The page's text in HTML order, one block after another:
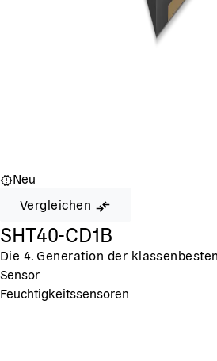
Neu
Vergleichen
SHT40-CD1B
Die 4. Generation der
Sensor
Feuchtigkeitssensoren